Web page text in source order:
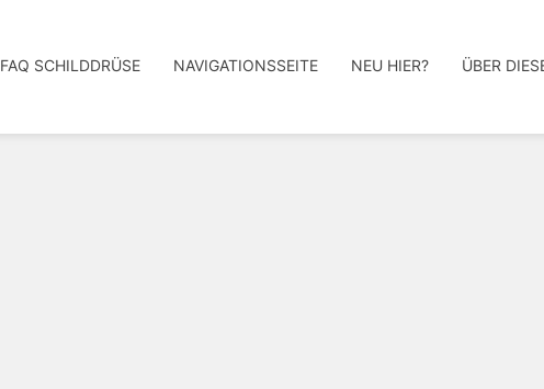
FAQ SCHILDDRÜSE NAVIGATIONSSEITE NEU HIER? ÜBER